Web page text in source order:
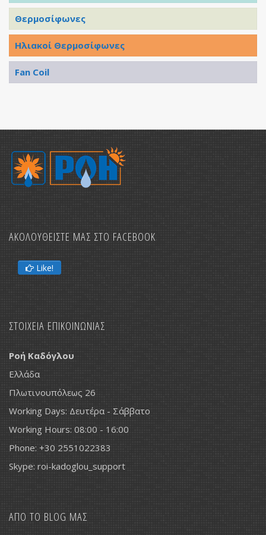
Θερμοσίφωνες
Ηλιακοί Θερμοσίφωνες
Fan Coil
ΑΚΟΛΟΥΘΕΙΣΤΕ ΜΑΣ ΣΤΟ FACEBOOK
Like!
ΣΤΟΙΧΕΙΑ ΕΠΙΚΟΙΝΩΝΙΑΣ
Ροή Καδόγλου
Ελλάδα
Πλωτινουπόλεως 26
Working Days: Δευτέρα - Σάββατο
Working Hours: 08:00 - 16:00
Phone: +30 2551022383
Skype: roi-kadoglou_support
ΑΠΟ ΤΟ BLOG ΜΑΣ